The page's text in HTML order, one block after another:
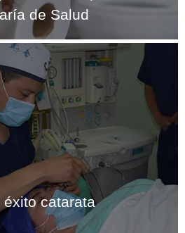
de Salud
catarata